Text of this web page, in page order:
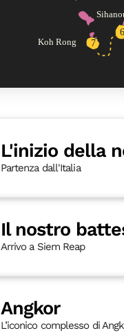
L'inizio della
Partenza dall'Italia
Il nostro
Arrivo a Siem Reap
Angkor
L’iconico complesso di